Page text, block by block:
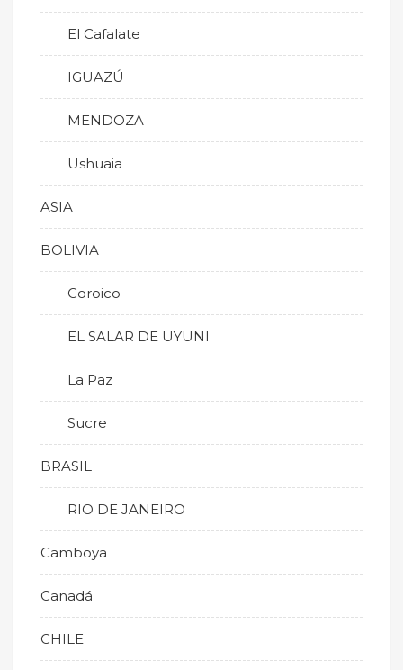
El Cafalate
IGUAZÚ
MENDOZA
Ushuaia
ASIA
BOLIVIA
Coroico
EL SALAR DE UYUNI
La Paz
Sucre
BRASIL
RIO DE JANEIRO
Camboya
Canadá
CHILE